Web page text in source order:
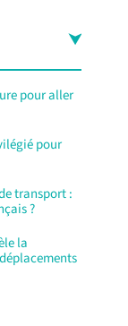
pour aller
pour
transport :
?
la